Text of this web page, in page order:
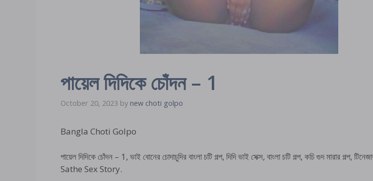
পায়েল দিদিকে চোঁদন – 1
October 20, 2023 by new choti golpo
Bangla Choti Golpo
পায়েল দিদিকে চোঁদন – 1, ভাই বোনের চোদাচুদির বাংলা চটি গল্প, দিদি ভাই সেক্স, বাংলা চটি গল্প, কচি গুদ মারার গল্প,
Sathe Sex Story.